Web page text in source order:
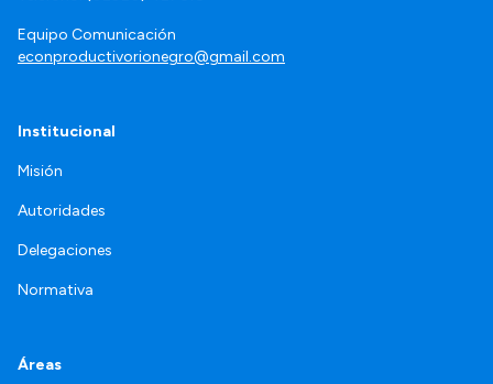
Equipo Comunicación
econproductivorionegro@gmail.com
Institucional
Misión
Autoridades
Delegaciones
Normativa
Áreas